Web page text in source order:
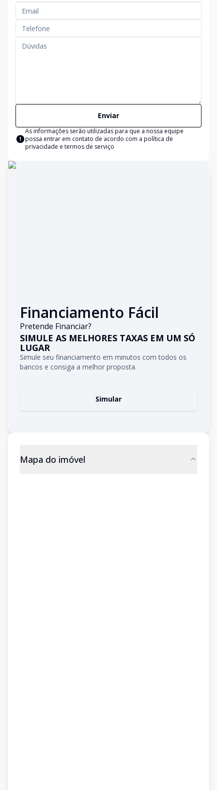
Enviar
As informações serão utilizadas para que a nossa equipe
possa entrar em contato de acordo com a política de
privacidade e termos de serviço
Financiamento Fácil
Pretende Financiar?
SIMULE AS MELHORES TAXAS EM UM SÓ
LUGAR
Simule seu financiamento em minutos com todos os
bancos e consiga a melhor proposta.
Simular
Mapa do imóvel